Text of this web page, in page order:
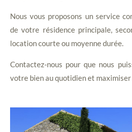
Nous vous proposons un service
de votre résidence principale,
location courte ou moyenne durée.
Contactez-nous pour que nous
votre bien au quotidien et maximiser